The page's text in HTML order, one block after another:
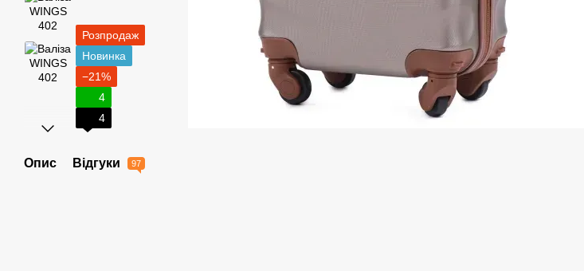
Розпродаж
Новинка
−21%
4
4
Опис Відгуки 97